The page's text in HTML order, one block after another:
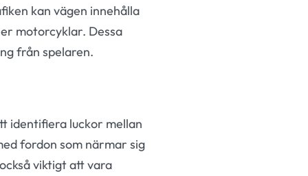
kan vägen innehålla
motorcyklar. Dessa
från spelaren.
identifiera luckor mellan
fordon som närmar sig
viktigt att vara